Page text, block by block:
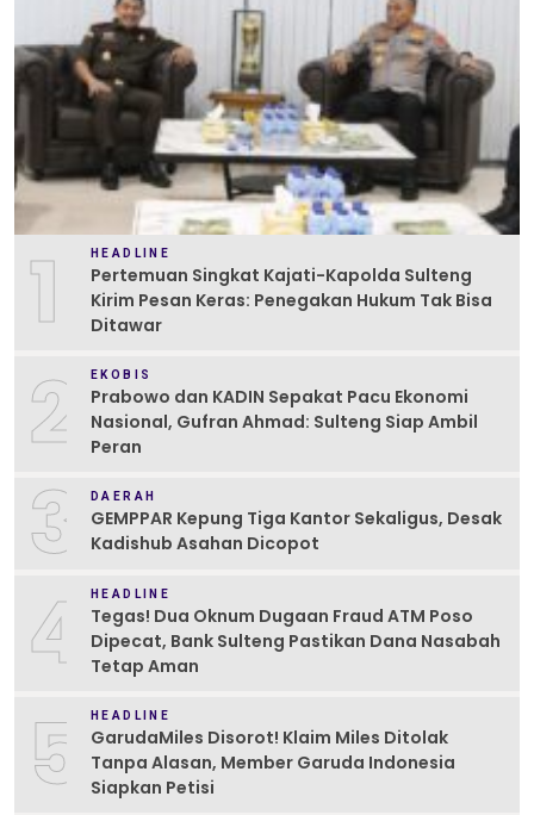
1 HEADLINE
Pertemuan Singkat Kajati-Kapolda Sulteng
Kirim Pesan Keras: Penegakan Hukum Tak Bisa
Ditawar
2 EKOBIS
Prabowo dan KADIN Sepakat Pacu Ekonomi
Nasional, Gufran Ahmad: Sulteng Siap Ambil
Peran
3 DAERAH
GEMPPAR Kepung Tiga Kantor Sekaligus, Desak
Kadishub Asahan Dicopot
4 HEADLINE
Tegas! Dua Oknum Dugaan Fraud ATM Poso
Dipecat, Bank Sulteng Pastikan Dana Nasabah
Tetap Aman
5 HEADLINE
GarudaMiles Disorot! Klaim Miles Ditolak
Tanpa Alasan, Member Garuda Indonesia
Siapkan Petisi